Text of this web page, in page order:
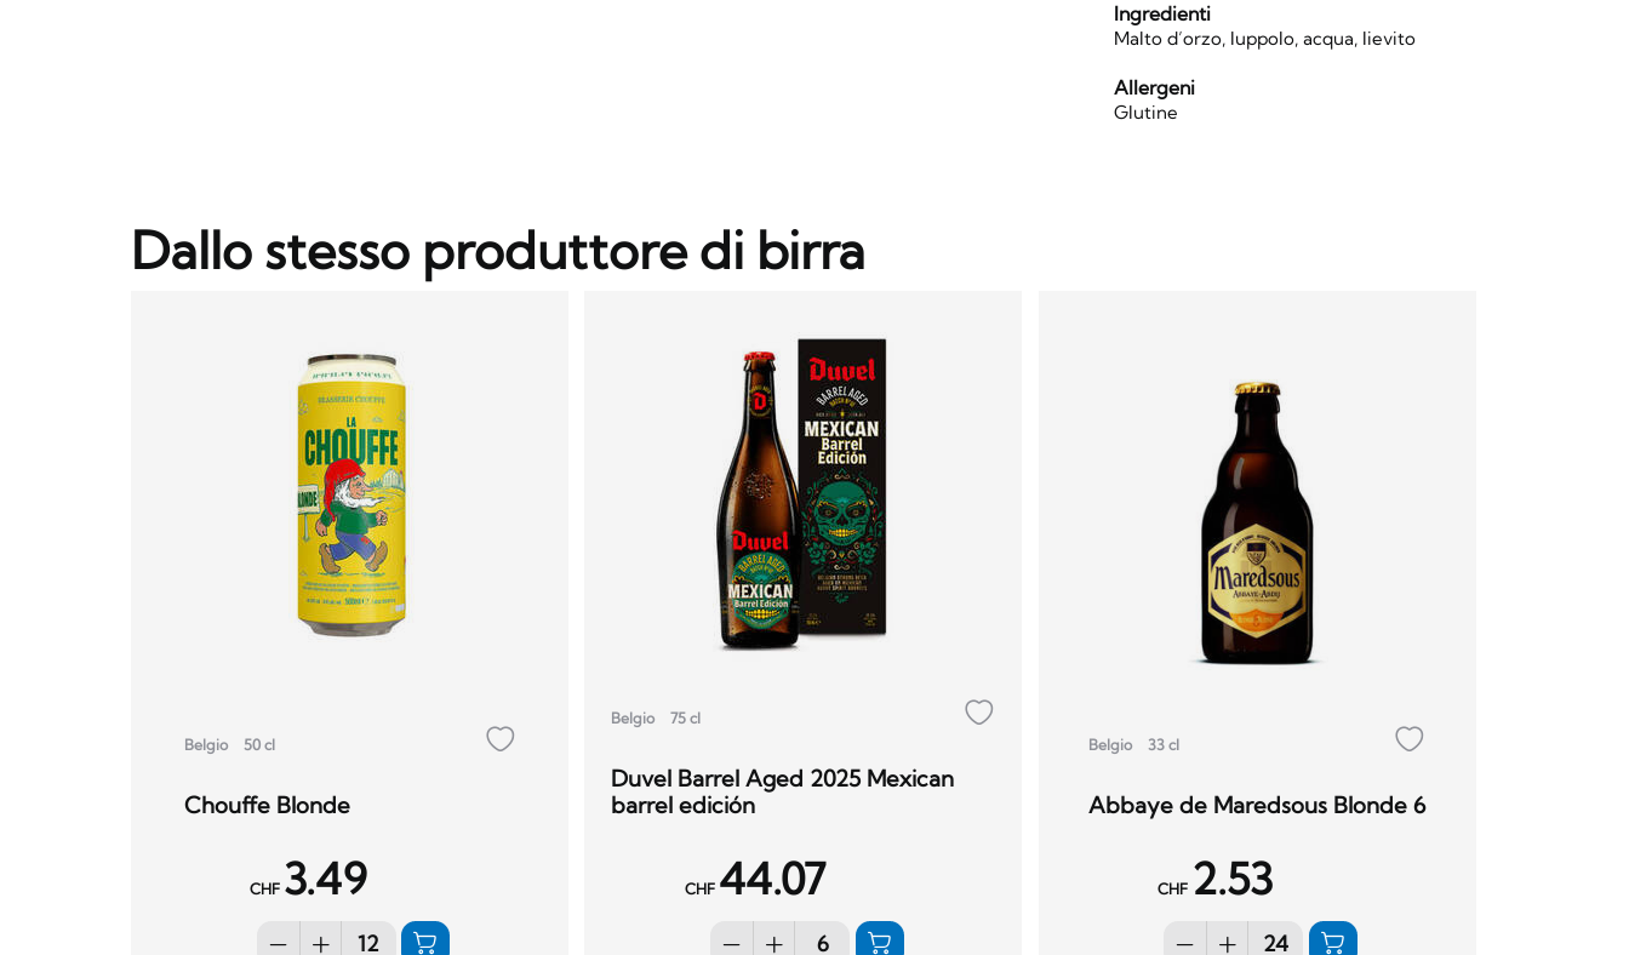
Ingredienti
Malto d’orzo, luppolo, acqua, lievito
Allergeni
Glutine
Dallo stesso produttore di birra
Belgio 50 cl
Chouffe Blonde
CHF 3.49
Belgio 75 cl
Duvel Barrel Aged 2025 Mexican
barrel edición
CHF 44.07
Belgio 33 cl
Abbaye de Maredsous Blonde 6
CHF 2.53